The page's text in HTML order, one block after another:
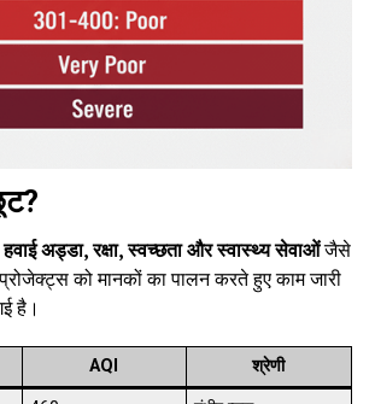
अड्डा, रक्षा, स्वच्छता और स्वास्थ्य सेवाओंजैसे
को मानकों का पालन करते हुए काम जारी
है।
AQI श्रेणी